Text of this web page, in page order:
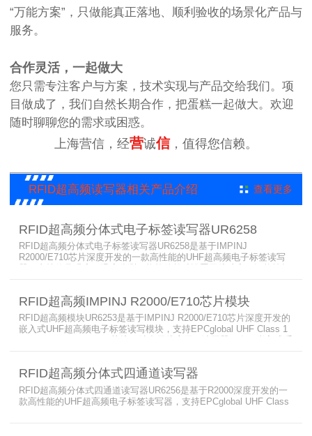
“万能方案”，只做能真正落地、顺利验收的场景化产品与
服务。
合作灵活，一起做大
您只需专注客户与方案，技术实现与产品交给我们。项
目做成了，我们自然长期合作，把蛋糕一起做大。欢迎
随时聊聊您的需求或困惑。
上海营信，经营诚信，值得您信赖。
RFID超高频读写器相关产品介绍 查看更多
RFID超高频分体式电子标签读写器UR6258
RFID超高频分体式电子标签读写器UR6258是基于IMPINJ
R2000/E710芯片深度开发的一款高性能的UHF超高频电子标签读写
多种RFID读写器应用场合。
RFID超高频IMPINJ R2000/E710芯片模块
RFID超高频模块UR6253是基于IMPINJ R2000/E710芯片深度开发的
嵌入式UHF超高频电子标签读写模块，支持EPCglobal UHF Class 1
RFID超高频分体式四通道读写器
RFID超高频分体式四通道读写器UR6256是基于R2000深度开发的一
款高性能的UHF超高频电子标签读写器，支持EPCglobal UHF Class